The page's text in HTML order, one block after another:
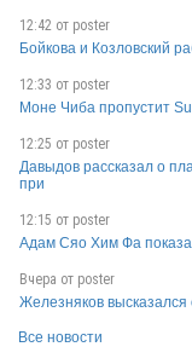
FRA
GER
FIN
12:42 от poster
Бойкова и Козловский
12:33 от poster
Моне Чиба пропустит
12:25 от poster
Давыдов рассказал о
при
12:15 от poster
Адам Сяо Хим Фа
Вчера от poster
Железняков
Все новости